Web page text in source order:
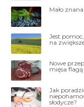
Mało
Jest
na
Nowe
mięsa
Jak
słodycze?